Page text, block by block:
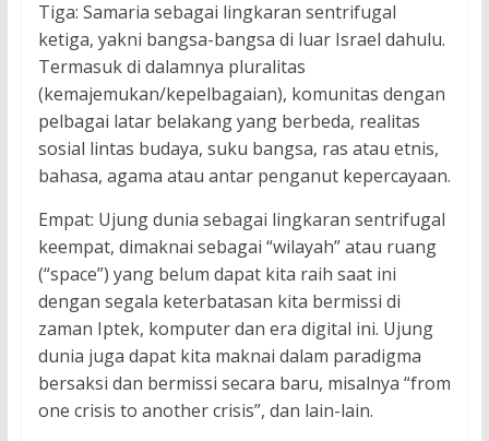
Tiga: Samaria sebagai lingkaran sentrifugal
ketiga, yakni bangsa-bangsa di luar Israel dahulu.
Termasuk di dalamnya pluralitas
(kemajemukan/kepelbagaian), komunitas dengan
pelbagai latar belakang yang berbeda, realitas
sosial lintas budaya, suku bangsa, ras atau etnis,
bahasa, agama atau antar penganut kepercayaan.
Empat: Ujung dunia sebagai lingkaran sentrifugal
keempat, dimaknai sebagai “wilayah” atau ruang
(“space”) yang belum dapat kita raih saat ini
dengan segala keterbatasan kita bermissi di
zaman Iptek, komputer dan era digital ini. Ujung
dunia juga dapat kita maknai dalam paradigma
bersaksi dan bermissi secara baru, misalnya “from
one crisis to another crisis”, dan lain-lain.